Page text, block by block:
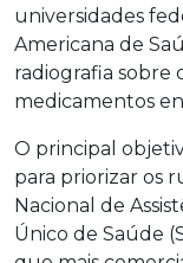
universidades
Americana de
radiografia sobre
medicamentos
O principal
para priorizar os
Nacional de
Único de Saúde